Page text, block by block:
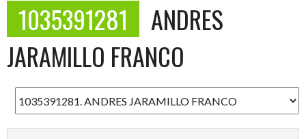
1035391281
ANDRES
JARAMILLO FRANCO